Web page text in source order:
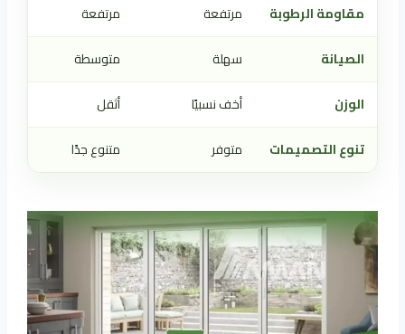
مقاومة الرطوبة
مرتفعة
مرتفعة
الصيانة
سهلة
متوسطة
الوزن
أخف نسبيًا
أثقل
تنوع التصميمات
متوفر متنوع جدًا